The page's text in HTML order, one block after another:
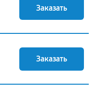
Заказать
Заказать